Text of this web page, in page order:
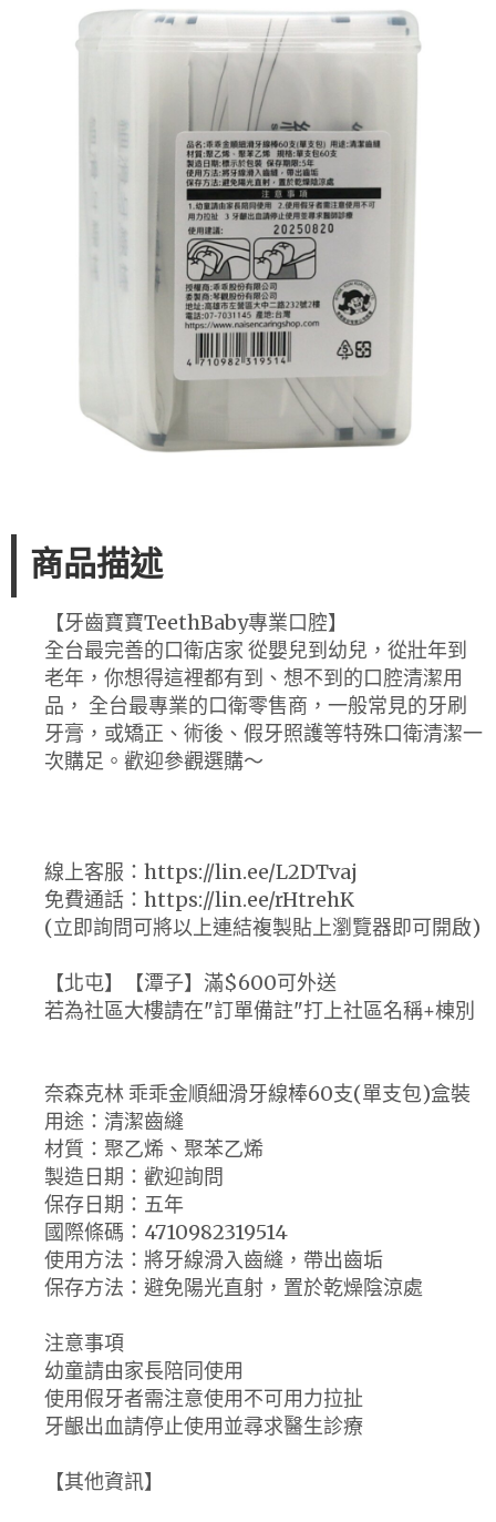
商品描述
【牙齒寶寶TeethBaby專業口腔】
全台最完善的口衛店家 從嬰兒到幼兒，從壯年到
老年，你想得這裡都有到、想不到的口腔清潔用
品， 全台最專業的口衛零售商，一般常見的牙刷
牙膏，或矯正、術後、假牙照護等特殊口衛清潔一
次購足。歡迎參觀選購～
線上客服：https://lin.ee/L2DTvaj
免費通話：https://lin.ee/rHtrehK
(立即詢問可將以上連結複製貼上瀏覽器即可開啟)
【北屯】【潭子】滿$600可外送
若為社區大樓請在"訂單備註"打上社區名稱+棟別
奈森克林 乖乖金順細滑牙線棒60支(單支包)盒裝
用途：清潔齒縫
材質：聚乙烯、聚苯乙烯
製造日期：歡迎詢問
保存日期：五年
國際條碼：4710982319514
使用方法：將牙線滑入齒縫，帶出齒垢
保存方法：避免陽光直射，置於乾燥陰涼處
注意事項
幼童請由家長陪同使用
使用假牙者需注意使用不可用力拉扯
牙齦出血請停止使用並尋求醫生診療
【其他資訊】